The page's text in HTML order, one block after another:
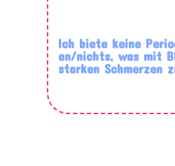
Ich biete keine
an/nichts, was mit
starken Schmerzen